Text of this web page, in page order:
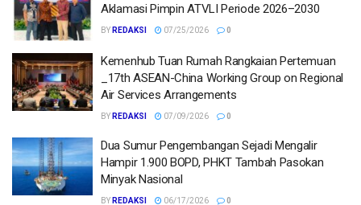
Aklamasi Pimpin ATVLI Periode 2026–2030
BY REDAKSI 07/25/2026 0
Kemenhub Tuan Rumah Rangkaian Pertemuan
_17th ASEAN-China Working Group on Regional
Air Services Arrangements
BY REDAKSI 07/09/2026 0
Dua Sumur Pengembangan Sejadi Mengalir
Hampir 1.900 BOPD, PHKT Tambah Pasokan
Minyak Nasional
BY REDAKSI 06/17/2026 0